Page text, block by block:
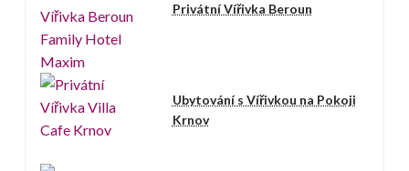
Privátní Vířivka Beroun
Ubytování s Vířivkou na Pokoji
Krnov